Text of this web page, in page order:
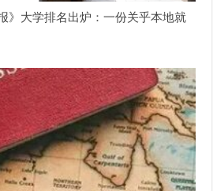
》大学排名出炉：一份关乎本地就